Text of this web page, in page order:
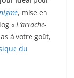
, mise en
« L’arrache-
à votre goût,
du